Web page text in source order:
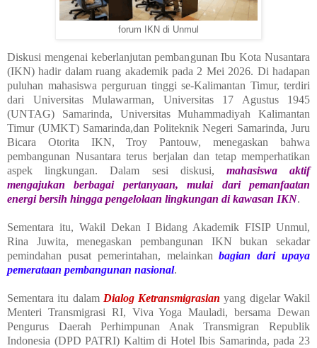
forum IKN di Unmul
Diskusi mengenai keberlanjutan pembangunan Ibu Kota Nusantara
(IKN) hadir dalam ruang akademik pada 2 Mei 2026. Di hadapan
puluhan mahasiswa perguruan tinggi se-Kalimantan Timur, terdiri
dari Universitas Mulawarman, Universitas 17 Agustus 1945
(UNTAG) Samarinda, Universitas Muhammadiyah Kalimantan
Timur (UMKT) Samarinda,dan Politeknik Negeri Samarinda, Juru
Bicara Otorita IKN, Troy Pantouw, menegaskan bahwa
pembangunan Nusantara terus berjalan dan tetap memperhatikan
aspek lingkungan. Dalam sesi diskusi, mahasiswa aktif
mengajukan berbagai pertanyaan, mulai dari pemanfaatan
energi bersih hingga pengelolaan lingkungan di kawasan IKN.
Sementara itu, Wakil Dekan I Bidang Akademik FISIP Unmul,
Rina Juwita, menegaskan pembangunan IKN bukan sekadar
pemindahan pusat pemerintahan, melainkanbagian dari upaya
pemerataan pembangunan nasional.
Sementara itu dalam Dialog Ketransmigrasian yang digelar Wakil
Menteri Transmigrasi RI, Viva Yoga Mauladi, bersama Dewan
Pengurus Daerah Perhimpunan Anak Transmigran Republik
Indonesia (DPD PATRI) Kaltim di Hotel Ibis Samarinda, pada 23